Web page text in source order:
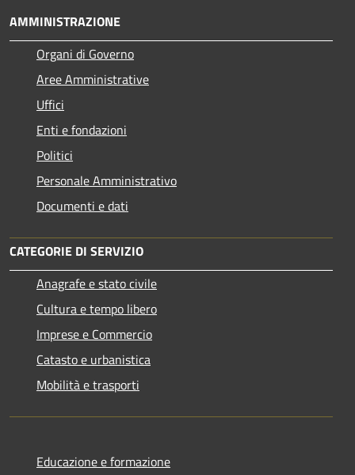
AMMINISTRAZIONE
Organi di Governo
Aree Amministrative
Uffici
Enti e fondazioni
Politici
Personale Amministrativo
Documenti e dati
CATEGORIE DI SERVIZIO
Anagrafe e stato civile
Cultura e tempo libero
Imprese e Commercio
Catasto e urbanistica
Mobilità e trasporti
Educazione e formazione